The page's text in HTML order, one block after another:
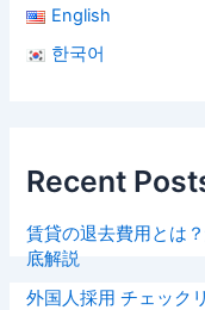
English
한국어
Recent
賃貸の退去費用とは
底解説
外国人採用 チェック